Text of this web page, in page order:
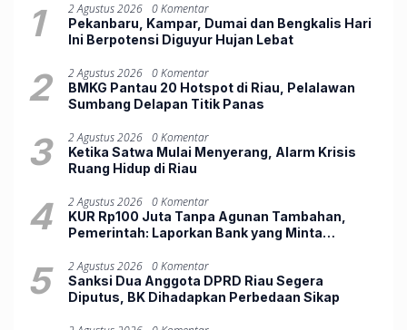
1 2 Agustus 2026 0 Komentar
Pekanbaru, Kampar, Dumai dan Bengkalis Hari
Ini Berpotensi Diguyur Hujan Lebat
2 2 Agustus 2026 0 Komentar
BMKG Pantau 20 Hotspot di Riau, Pelalawan
Sumbang Delapan Titik Panas
3 2 Agustus 2026 0 Komentar
Ketika Satwa Mulai Menyerang, Alarm Krisis
Ruang Hidup di Riau
4 2 Agustus 2026 0 Komentar
KUR Rp100 Juta Tanpa Agunan Tambahan,
Pemerintah: Laporkan Bank yang Minta
5 2 Agustus 2026 0 Komentar
Sanksi Dua Anggota DPRD Riau Segera
Diputus, BK Dihadapkan Perbedaan Sikap